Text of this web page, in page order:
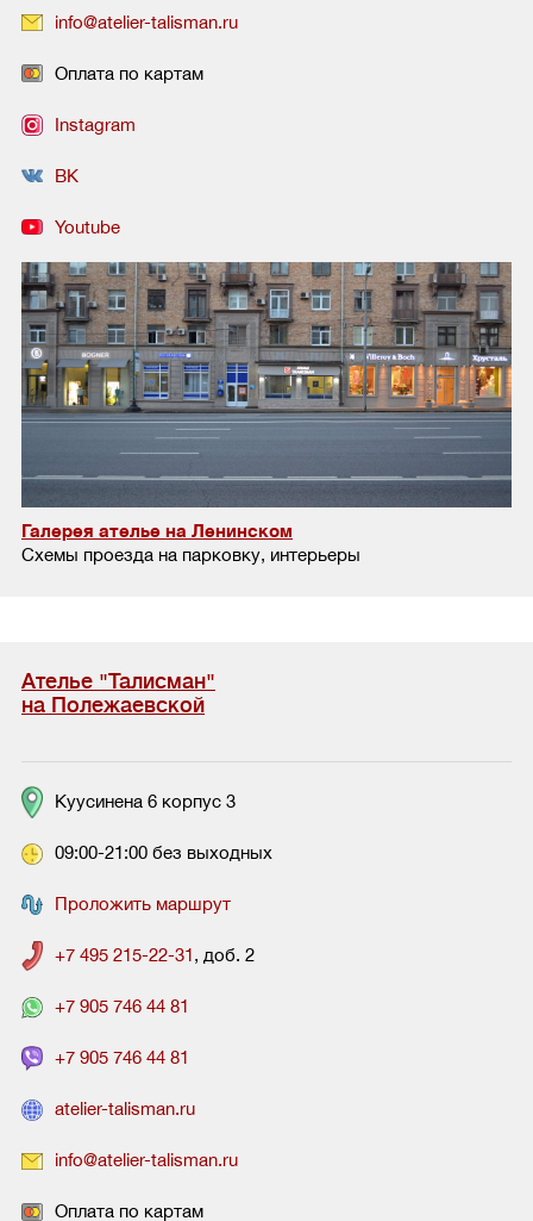
info@atelier-talisman.ru
Оплата по картам
Instagram
ВК
Youtube
Галерея ателье на Ленинском
Схемы проезда на парковку, интерьеры
Ателье "Талисман"
на Полежаевской
Куусинена 6 корпус 3
09:00-21:00 без выходных
Проложить маршрут
+7 495 215-22-31, доб. 2
+7 905 746 44 81
+7 905 746 44 81
atelier-talisman.ru
info@atelier-talisman.ru
Оплата по картам